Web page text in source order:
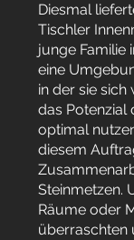
Diesmal
Tischler
junge Familie
eine
in der sie
das Potenzial
optimal
diesem
Steinmetzen.
Räume oder
überraschten